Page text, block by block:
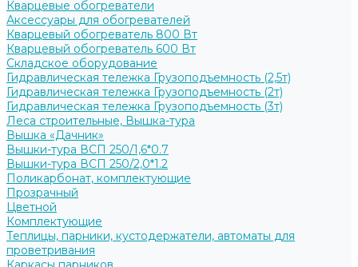
Кварцевые обогреватели
Аксессуары для обогревателей
Кварцевый обогреватель 800 Вт
Кварцевый обогреватель 600 Вт
Складское оборудование
Гидравлическая тележка Грузоподъемность (2,5т)
Гидравлическая тележка Грузоподъемность (2т)
Гидравлическая тележка Грузоподъемность (3т)
Леса строительные, Вышка-тура
Вышка «Дачник»
Вышки-тура ВСП 250/1,6*0.7
Вышки-тура ВСП 250/2,0*1.2
Поликарбонат, комплектующие
Прозрачный
Цветной
Комплектующие
Теплицы, парники, кустодержатели, автоматы для
проветривания